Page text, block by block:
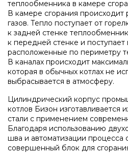
Настенные
Напольные
Напольные котлы с
Электрические котлы Baxi
Запчасти для котлов
теплообменника в камере
В камере сгорания
газов. Тепло поступает от
к задней стенке
к передней стенке и поступает
расположенные по периметру
В каналах происходит
которая в обычных котлах не
выбрасывается в атмосферу.
Цилиндрический корпус
котлов Бизон изготавливается
стали с применением
Благодаря использованию
шва и автоматизации процесса
совершенный блок для